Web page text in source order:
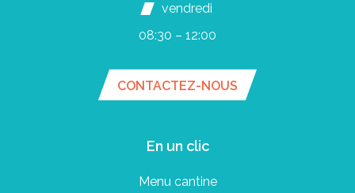
vendredi
08:30 – 12:00
CONTACTEZ-NOUS
En un clic
Menu cantine